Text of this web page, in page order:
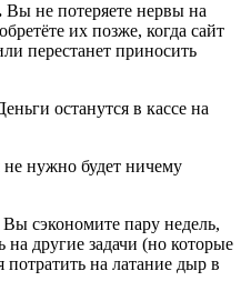
Вы не потеряете нервы на
их позже, когда сайт
перестанет приносить
останутся в кассе на
нужно будет ничему
Вы сэкономите пару недель,
другие задачи (но которые
потратить на латание дыр в